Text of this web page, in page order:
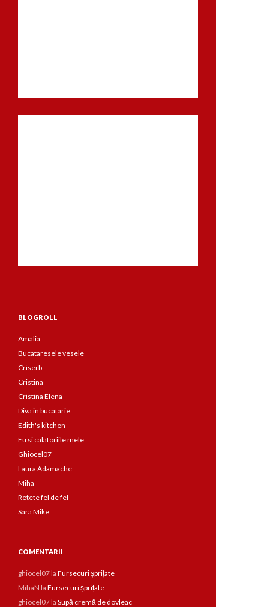
BLOGROLL
Amalia
Bucataresele vesele
Criserb
Cristina
Cristina Elena
Diva in bucatarie
Edith's kitchen
Eu si calatoriile mele
Ghiocel07
Laura Adamache
Miha
Retete fel de fel
Sara Mike
COMENTARII
ghiocel07la Fursecuri șprițate
MihaN la Fursecuri șprițate
ghiocel07la Supă cremă de dovleac